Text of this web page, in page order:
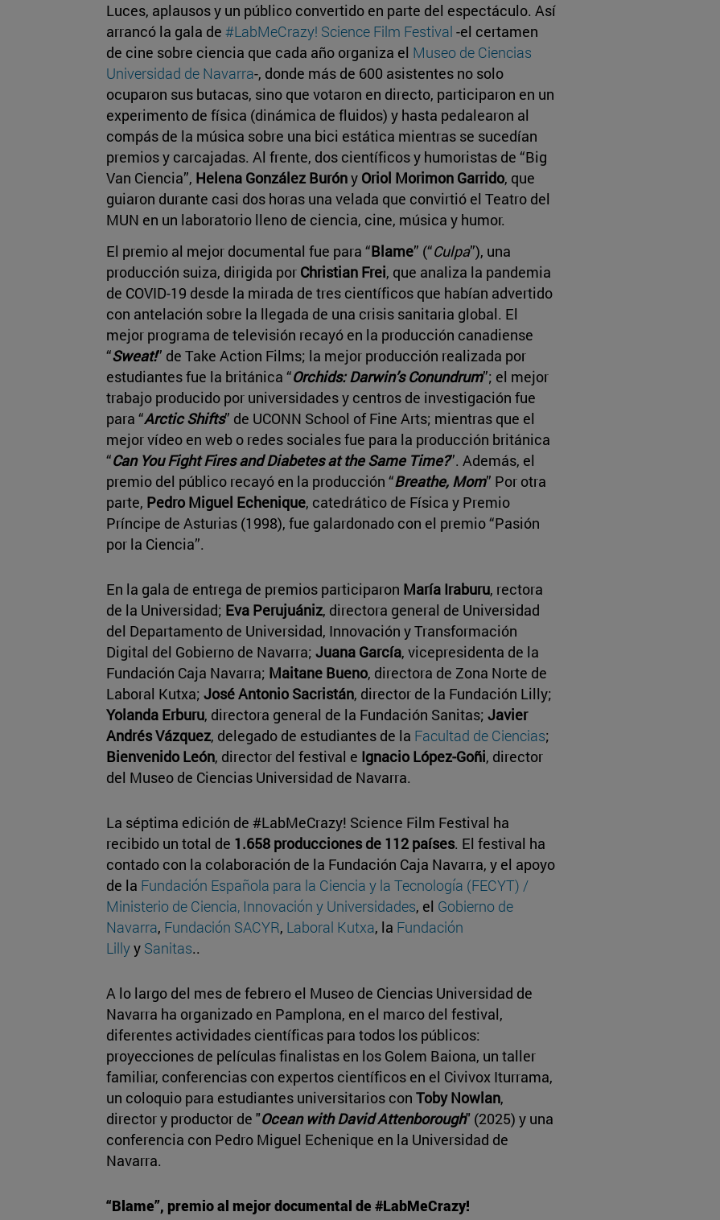
Luces, aplausos y un público convertido en parte del espectáculo. Así
arrancó la gala de #LabMeCrazy! Science Film Festival -el certamen
de cine sobre ciencia que cada año organiza el Museo de Ciencias
Universidad de Navarra-, donde más de 600 asistentes no solo
ocuparon sus butacas, sino que votaron en directo, participaron en un
experimento de física (dinámica de fluidos) y hasta pedalearon al
compás de la música sobre una bici estática mientras se sucedían
premios y carcajadas. Al frente, dos científicos y humoristas de “Big
Van Ciencia”, Helena González Buróny Oriol Morimon Garrido, que
guiaron durante casi dos horas una velada que convirtió el Teatro del
MUN en un laboratorio lleno de ciencia, cine, música y humor.
El premio al mejor documental fue para “Blame” (“Culpa”), una
producción suiza, dirigida por Christian Frei, que analiza la pandemia
de COVID-19 desde la mirada de tres científicos que habían advertido
con antelación sobre la llegada de una crisis sanitaria global. El
mejor programa de televisión recayó en la producción canadiense
“Sweat!” de Take Action Films; la mejor producción realizada por
estudiantes fue la británica “Orchids: Darwin’s Conundrum”; el mejor
trabajo producido por universidades y centros de investigación fue
para “Arctic Shifts” de UCONN School of Fine Arts; mientras que el
mejor vídeo en web o redes sociales fue para la producción británica
“Can You Fight Fires and Diabetes at the Same Time?”. Además, el
premio del público recayó en la producción “Breathe, Mom” Por otra
parte, Pedro Miguel Echenique, catedrático de Física y Premio
Príncipe de Asturias (1998), fue galardonado con el premio “Pasión
por la Ciencia”.
En la gala de entrega de premios participaron María Iraburu, rectora
de la Universidad; Eva Perujuániz, directora general de Universidad
del Departamento de Universidad, Innovación y Transformación
Digital del Gobierno de Navarra; Juana García, vicepresidenta de la
Fundación Caja Navarra; Maitane Bueno, directora de Zona Norte de
Laboral Kutxa; José Antonio Sacristán, director de la Fundación Lilly;
Yolanda Erburu, directora general de la Fundación Sanitas; Javier
Andrés Vázquez, delegado de estudiantes de la Facultad de Ciencias;
Bienvenido León, director del festival e Ignacio López-Goñi, director
del Museo de Ciencias Universidad de Navarra.
La séptima edición de #LabMeCrazy! Science Film Festival ha
recibido un total de 1.658 producciones de 112 países. El festival ha
contado con la colaboración de la Fundación Caja Navarra, y el apoyo
de la Fundación Española para la Ciencia y la Tecnología (FECYT) /
Ministerio de Ciencia, Innovación y Universidades, el Gobierno de
Navarra, Fundación SACYR, Laboral Kutxa, la Fundación
Lillyy Sanitas..
A lo largo del mes de febrero el Museo de Ciencias Universidad de
Navarra ha organizado en Pamplona, en el marco del festival,
diferentes actividades científicas para todos los públicos:
proyecciones de películas finalistas en los Golem Baiona, un taller
familiar, conferencias con expertos científicos en el Civivox Iturrama,
un coloquio para estudiantes universitarios con Toby Nowlan,
director y productor de "Ocean with David Attenborough" (2025) y una
conferencia con Pedro Miguel Echenique en la Universidad de
Navarra.
“Blame”, premio al mejor documental de #LabMeCrazy!